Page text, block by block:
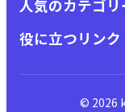
人気のカテゴリ
役に立つリンク
© 2026